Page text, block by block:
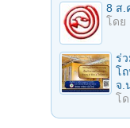
8 ส.
โดย
ร่
โ
จ.
โ